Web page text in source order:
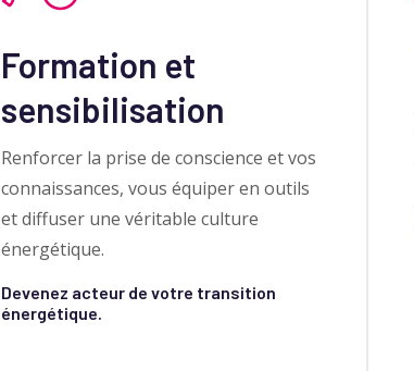
Formation et
sensibilisation
Renforcer la prise de conscience et vos
connaissances, vous équiper en outils
et diffuser une véritable culture
énergétique.
Devenez acteur de votre transition
énergétique.